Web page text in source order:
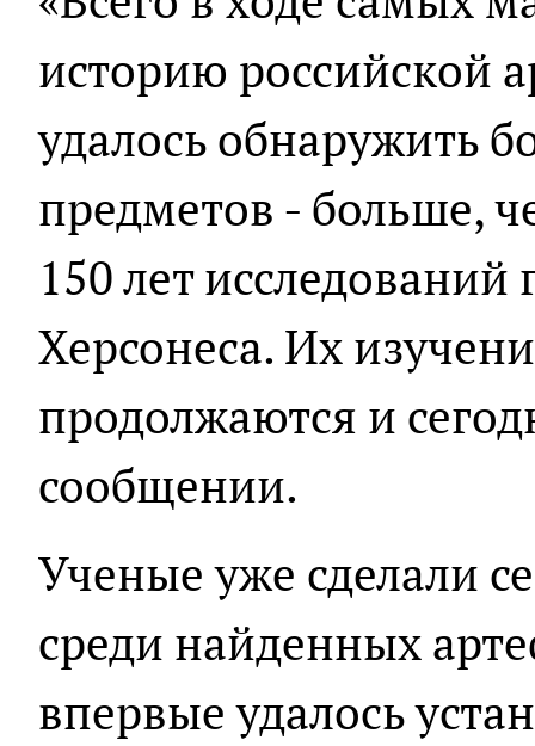
историю российской
удалось обнаружить
предметов - больше,
150 лет
Херсонеса. Их
продолжаются и
сообщении.
Ученые уже сделали
среди найденных
впервые удалось